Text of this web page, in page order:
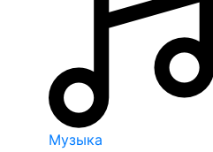
Музыка